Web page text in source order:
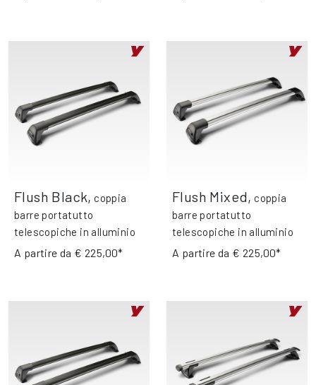
Flush Black, coppia
barre portatutto
telescopiche in alluminio
A partire da € 225,00*
Flush Mixed, coppia
barre portatutto
telescopiche in alluminio
A partire da € 225,00*